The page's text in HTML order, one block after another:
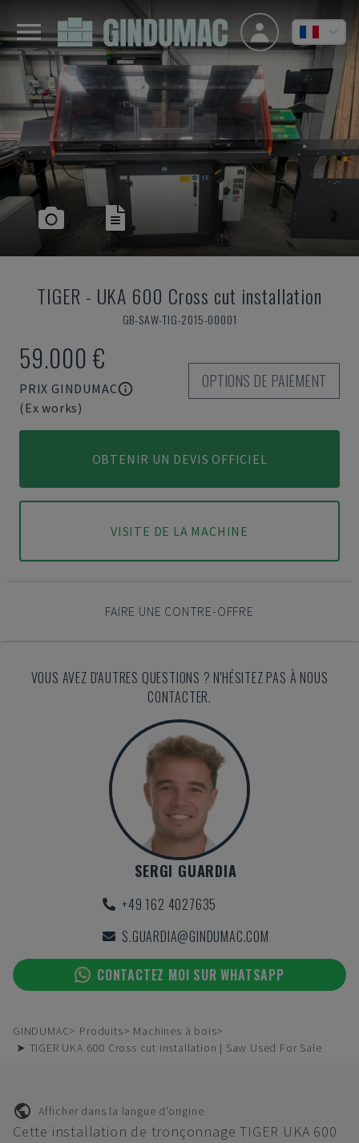
TIGER - UKA 600 Cross cut installation
GB-SAW-TIG-2015-00001
59.000 €
PRIX GINDUMAC
(Ex works)
OPTIONS DE PAIEMENT
OBTENIR UN DEVIS OFFICIEL
VISITE DE LA MACHINE
FAIRE UNE CONTRE-OFFRE
VOUS AVEZ D'AUTRES QUESTIONS ? N'HÉSITEZ PAS À NOUS
CONTACTER.
SERGI GUARDIA
+49 162 4027635
S.GUARDIA@GINDUMAC.COM
CONTACTEZ MOI SUR WHATSAPP
GINDUMAC Produits
Machines à bois
➤ TIGER UKA 600 Cross cut installation | Saw Used For Sale
Afficher dans la langue d'origine
Cette installation de tronçonnage TIGER UKA 600